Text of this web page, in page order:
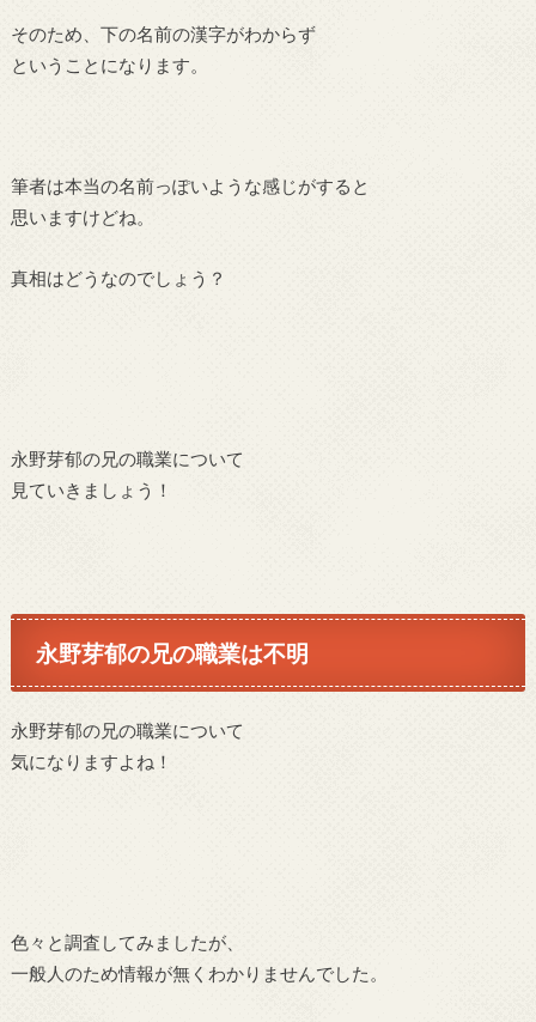
そのため、下の名前の漢字がわからず
ということになります。
筆者は本当の名前っぽいような感じがすると
思いますけどね。
真相はどうなのでしょう？
永野芽郁の兄の職業について
見ていきましょう！
永野芽郁の兄の職業は不明
永野芽郁の兄の職業について
気になりますよね！
色々と調査してみましたが、
一般人のため情報が無くわかりませんでした。